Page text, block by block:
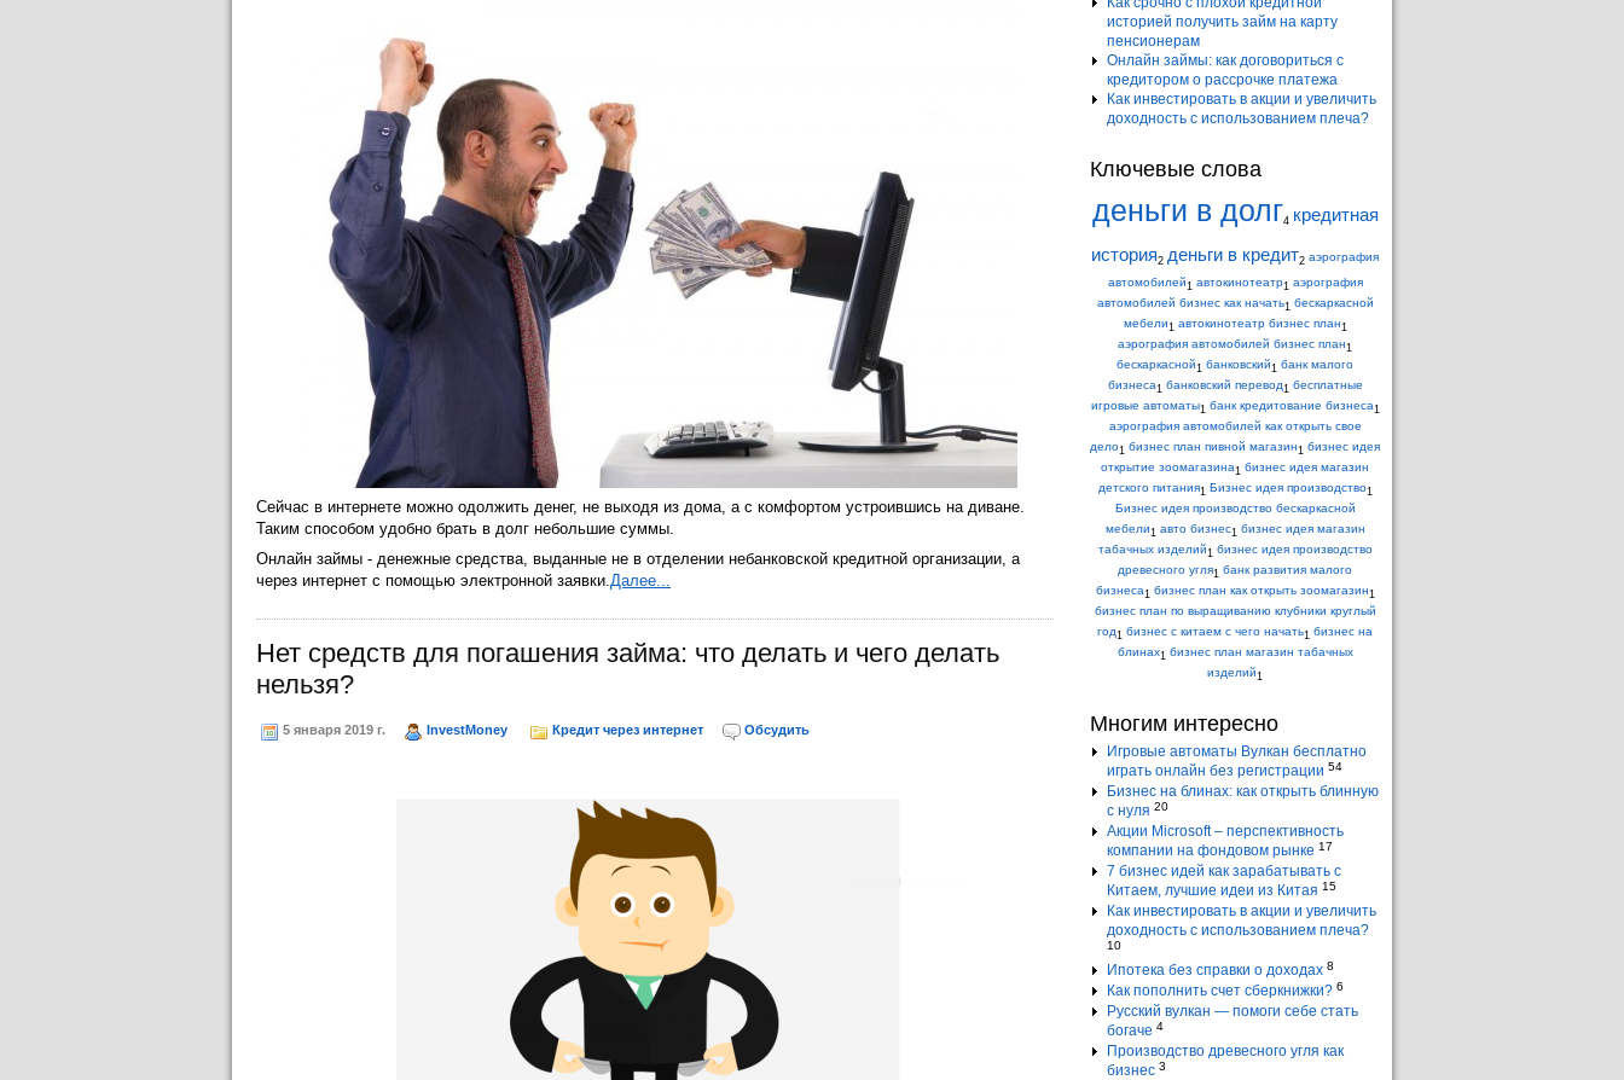
Сейчас в интернете можно одолжить денег, не выходя из дома, а с комфортом устроившись на диване.
Таким способом удобно брать в долг небольшие суммы.
Онлайн займы - денежные средства, выданные не в отделении небанковской кредитной организации, а
через интернет с помощью электронной заявки.Далее...
Нет средств для погашения займа: что делать и чего делать
нельзя?
5 января 2019 г. InvestMoney Кредит через интернет Обсудить
историей получить займ на карту
пенсионерам
Онлайн займы: как договориться с
кредитором о рассрочке платежа
Как инвестировать в акции и увеличить
доходность с использованием плеча?
Ключевые слова
деньги в долг4 кредитная
история2 деньги в кредит2 аэрография
автомобилей1 автокинотеатр1 аэрография
автомобилей бизнес как начать1 бескаркасной
мебели1 автокинотеатр бизнес план1
аэрография автомобилей бизнес план1
бескаркасной1 банковский1 банк малого
бизнеса1 банковский перевод1 бесплатные
игровые автоматы1 банк кредитование бизнеса1
аэрография автомобилей как открыть свое
дело1 бизнес план пивной магазин1 бизнес идея
открытие зоомагазина1 бизнес идея магазин
детского питания1 Бизнес идея производство1
Бизнес идея производство бескаркасной
мебели1 авто бизнес1 бизнес идея магазин
табачных изделий1 бизнес идея производство
древесного угля1 банк развития малого
бизнеса1 бизнес план как открыть зоомагазин1
бизнес план по выращиванию клубники круглый
год1 бизнес с китаем с чего начать1 бизнес на
блинах1 бизнес план магазин табачных
изделий1
Многим интересно
Игровые автоматы Вулкан бесплатно
играть онлайн без регистрации 54
Бизнес на блинах: как открыть блинную
с нуля 20
Акции Microsoft – перспективность
компании на фондовом рынке 17
7 бизнес идей как зарабатывать с
Китаем, лучшие идеи из Китая 15
Как инвестировать в акции и увеличить
доходность с использованием плеча?
10
Ипотека без справки о доходах 8
Как пополнить счет сберкнижки? 6
Русский вулкан — помоги себе стать
богаче 4
Производство древесного угля как
бизнес 3